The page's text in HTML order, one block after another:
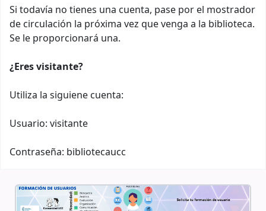
Si todavía no tienes una cuenta, pase por el mostrador
de circulación la próxima vez que venga a la biblioteca.
Se le proporcionará una.
¿Eres visitante?
Utiliza la siguiene cuenta:
Usuario: visitante
Contraseña: bibliotecaucc